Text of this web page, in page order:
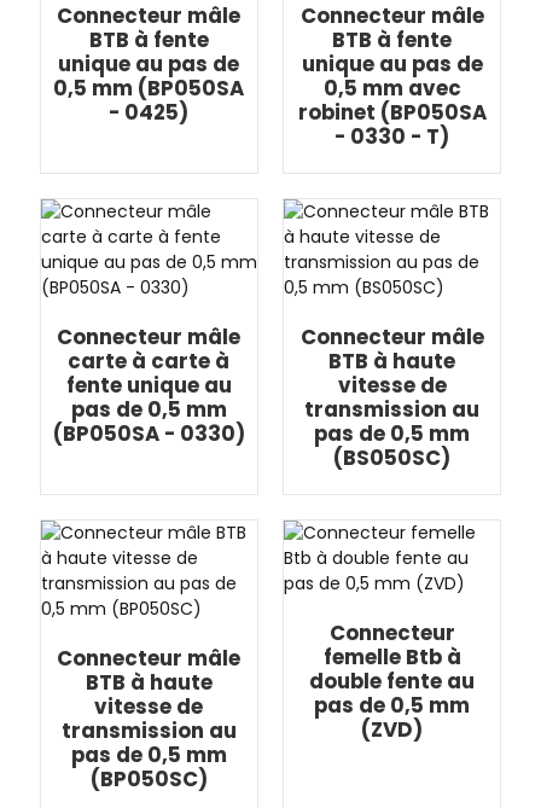
Connecteur mâle
BTB à fente
unique au pas de
0,5 mm (BP050SA
- 0425)
Connecteur mâle
BTB à fente
unique au pas de
0,5 mm avec
robinet (BP050SA
- 0330 - T)
Connecteur mâle
carte à carte à
fente unique au
pas de 0,5 mm
(BP050SA - 0330)
Connecteur mâle
BTB à haute
vitesse de
transmission au
pas de 0,5 mm
(BS050SC)
Connecteur mâle
BTB à haute
vitesse de
transmission au
pas de 0,5 mm
(BP050SC)
Connecteur
femelle Btb à
double fente au
pas de 0,5 mm
(ZVD)